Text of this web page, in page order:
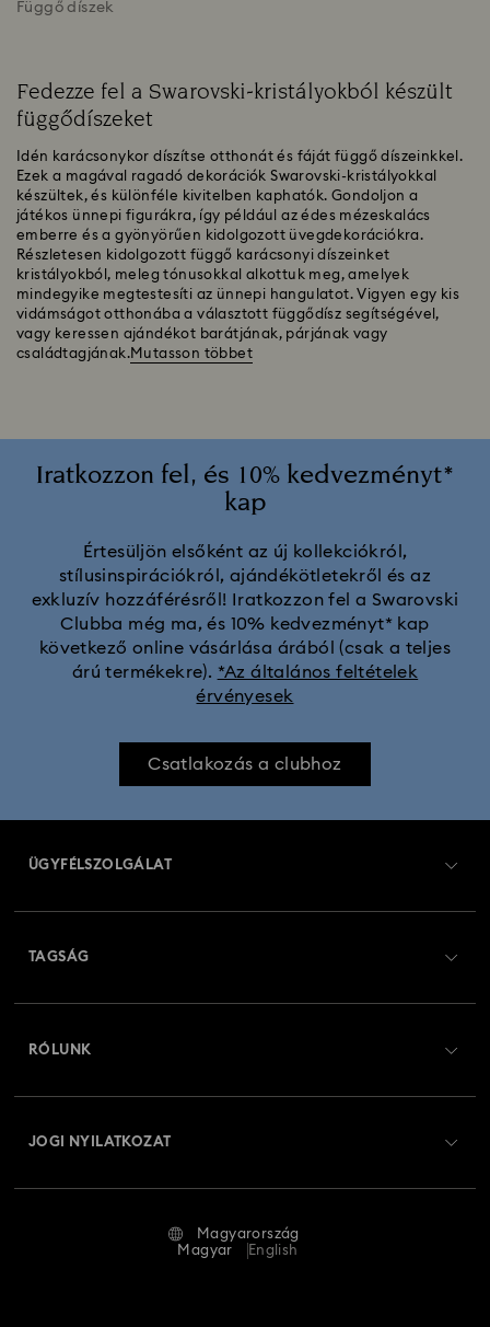
Függő díszek
Fedezze fel a Swarovski-kristályokból készült
függődíszeket
Idén karácsonykor díszítse otthonát és fáját függő díszeinkkel.
Ezek a magával ragadó dekorációk Swarovski-kristályokkal
készültek, és különféle kivitelben kaphatók. Gondoljon a
játékos ünnepi figurákra, így például az édes mézeskalács
emberre és a gyönyörűen kidolgozott üvegdekorációkra.
Részletesen kidolgozott függő karácsonyi díszeinket
kristályokból, meleg tónusokkal alkottuk meg, amelyek
mindegyike megtestesíti az ünnepi hangulatot. Vigyen egy kis
vidámságot otthonába a választott függődísz segítségével,
vagy keressen ajándékot barátjának, párjának vagy
családtagjának.Mutasson többet
Iratkozzon fel, és 10% kedvezményt*
kap
Értesüljön elsőként az új kollekciókról,
stílusinspirációkról, ajándékötletekről és az
exkluzív hozzáférésről! Iratkozzon fel a Swarovski
Clubba még ma, és 10% kedvezményt* kap
következő online vásárlása árából (csak a teljes
árú termékekre). *Az általános feltételek
érvényesek
Csatlakozás a clubhoz
ÜGYFÉLSZOLGÁLAT
Visszaküldés és csere
Javítás állapota
TAGSÁG
RÓLUNK
JOGI NYILATKOZAT
Magyarország
Magyar
English